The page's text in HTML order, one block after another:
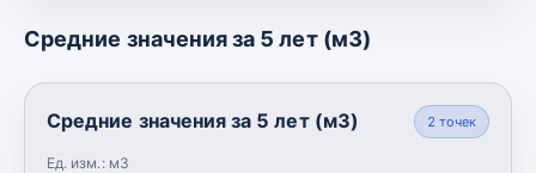
Средние значения за 5 лет (м3)
Средние значения за 5 лет (м3)
Ед. изм.: м3
2 точек